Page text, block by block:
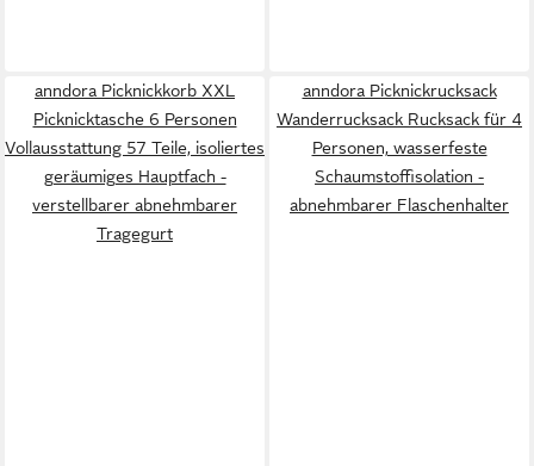
anndora Picknickkorb XXL
Picknicktasche 6 Personen
Vollausstattung 57 Teile, isoliertes
geräumiges Hauptfach -
verstellbarer abnehmbarer
Tragegurt
anndora Picknickrucksack
Wanderrucksack Rucksack für 4
Personen, wasserfeste
Schaumstoffisolation -
abnehmbarer Flaschenhalter